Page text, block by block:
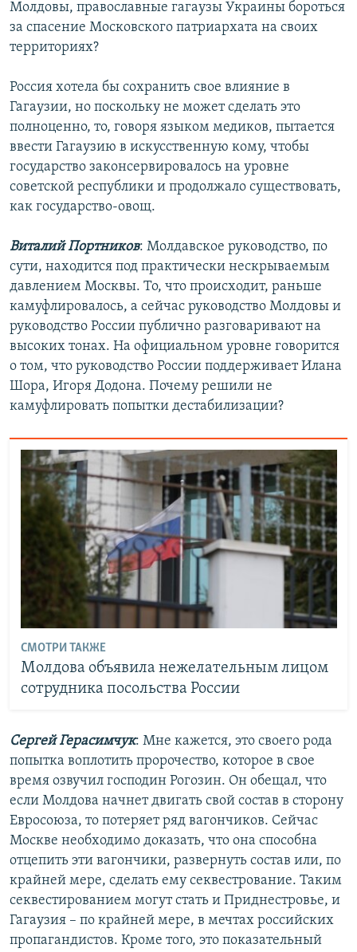
Молдовы, православные гагаузы Украины бороться
за спасение Московского патриархата на своих
территориях?
Россия хотела бы сохранить свое влияние в
Гагаузии, но поскольку не может сделать это
полноценно, то, говоря языком медиков, пытается
ввести Гагаузию в искусственную кому, чтобы
государство законсервировалось на уровне
советской республики и продолжало существовать,
как государство-овощ.
Виталий Портников: Молдавское руководство, по
сути, находится под практически нескрываемым
давлением Москвы. То, что происходит, раньше
камуфлировалось, а сейчас руководство Молдовы и
руководство России публично разговаривают на
высоких тонах. На официальном уровне говорится
о том, что руководство России поддерживает Илана
Шора, Игоря Додона. Почему решили не
камуфлировать попытки дестабилизации?
СМОТРИ ТАКЖЕ
Молдова объявила нежелательным лицом
сотрудника посольства России
Сергей Герасимчук: Мне кажется, это своего рода
попытка воплотить пророчество, которое в свое
время озвучил господин Рогозин. Он обещал, что
если Молдова начнет двигать свой состав в сторону
Евросоюза, то потеряет ряд вагончиков. Сейчас
Москве необходимо доказать, что она способна
отцепить эти вагончики, развернуть состав или, по
крайней мере, сделать ему секвестрование. Таким
секвестированием могут стать и Приднестровье, и
Гагаузия – по крайней мере, в мечтах российских
пропагандистов. Кроме того, это показательный